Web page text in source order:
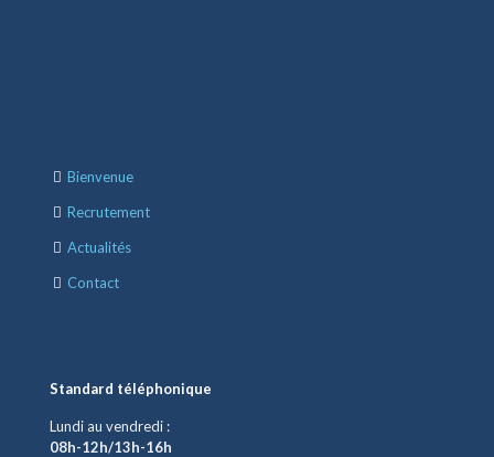
Bienvenue
Recrutement
Actualités
Contact
Standard téléphonique
Lundi au vendredi :
08h-12h/13h-16h